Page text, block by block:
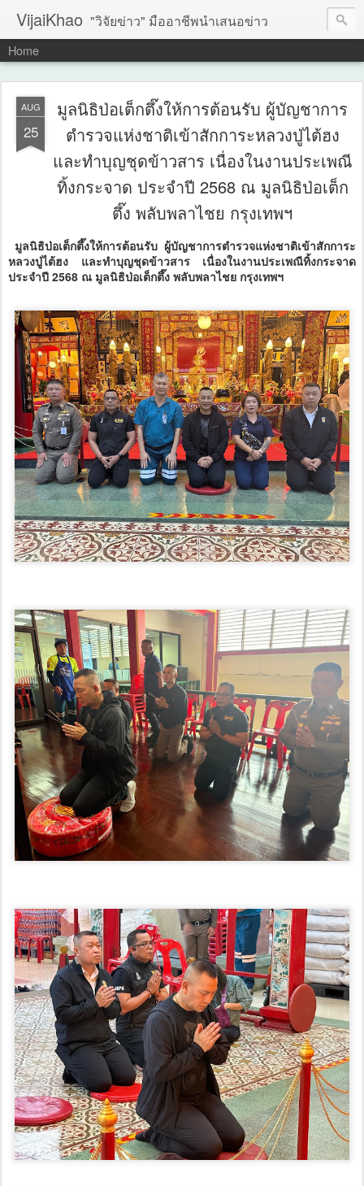
VijaiKhao "วิจัยข่าว" มืออาชีพนำเสนอข่าว
Home
AUG
25
มูลนิธิป่อเต็กตึ๊งให้การต้อนรับ ผู้บัญชาการ
ตำรวจแห่งชาติเข้าสักการะหลวงปู่ไต้ฮง
และทำบุญชุดข้าวสาร เนื่องในงานประเพณี
ทิ้งกระจาด ประจำปี 2568 ณ มูลนิธิป่อเต็ก
ตึ๊ง พลับพลาไชย กรุงเทพฯ
มูลนิธิป่อเต็กตึ๊งให้การต้อนรับ ผู้บัญชาการตำรวจแห่งชาติเข้าสักการะ
หลวงปู่ไต้ฮง และทำบุญชุดข้าวสาร เนื่องในงานประเพณีทิ้งกระจาด
ประจำปี 2568 ณ มูลนิธิป่อเต็กตึ๊ง พลับพลาไชย กรุงเทพฯ